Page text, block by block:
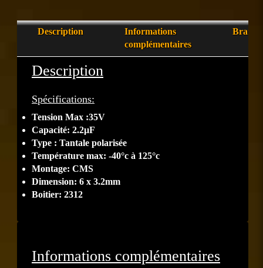
Description
Informations
complémentaires
Brand
Description
Spécifications:
Tension Max :35V
Capacité: 2.2µF
Type : Tantale polarisée
Température max: -40°c à 125°c
Montage: CMS
Dimension: 6 x 3.2mm
Boitier: 2312
Informations complémentaires